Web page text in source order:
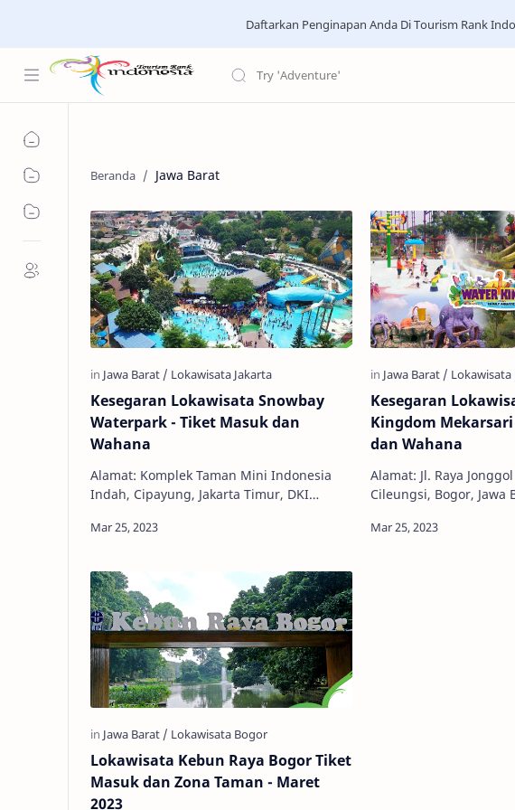
Daftarkan Penginapan Anda Di Tourism Rank
Jawa Barat
Kesegaran Lokawisata Snowbay
Waterpark - Tiket Masuk dan
Wahana
Alamat: Komplek Taman Mini Indonesia
Indah, Cipayung, Jakarta Timur, DKI
18.00 WIB Telepon: (021) 8778353…
Kesegaran
Kingdom
dan Wahana
Alamat: Jl. Raya
Cileungsi, Bogor, Jawa
Telepon: 021-29232923
Lokawisata Kebun Raya Bogor Tiket
Masuk dan Zona Taman - Maret
2023